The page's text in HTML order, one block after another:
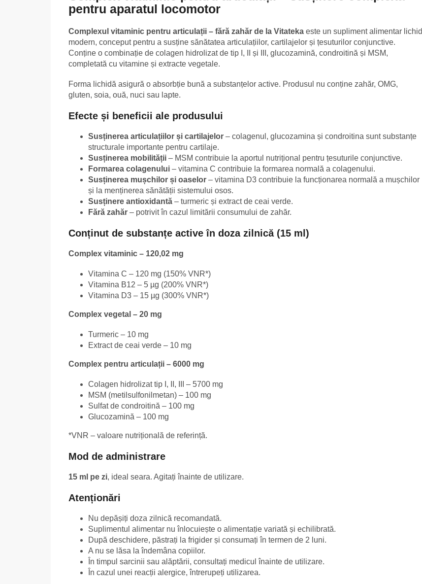
pentru aparatul locomotor
Complexul vitaminic pentru articulații – fără zahăr de la Vitateka este un supliment alimentar lichid
modern, conceput pentru a susține sănătatea articulațiilor, cartilajelor și țesuturilor conjunctive.
Conține o combinație de colagen hidrolizat de tip I, II și III, glucozamină, condroitină și MSM,
completată cu vitamine și extracte vegetale.
Forma lichidă asigură o absorbție bună a substanțelor active. Produsul nu conține zahăr, OMG,
gluten, soia, ouă, nuci sau lapte.
Efecte și beneficii ale produsului
Susținerea articulațiilor și cartilajelor – colagenul, glucozamina și condroitina sunt substanțe
structurale importante pentru cartilaje.
Susținerea mobilității – MSM contribuie la aportul nutrițional pentru țesuturile conjunctive.
Formarea colagenului – vitamina C contribuie la formarea normală a colagenului.
Susținerea mușchilor și oaselor – vitamina D3 contribuie la funcționarea normală a mușchilor
și la menținerea sănătății sistemului osos.
Susținere antioxidantă – turmeric și extract de ceai verde.
Fără zahăr – potrivit în cazul limitării consumului de zahăr.
Conținut de substanțe active în doza zilnică (15 ml)
Complex vitaminic – 120,02 mg
Vitamina C – 120 mg (150% VNR*)
Vitamina B12 – 5 µg (200% VNR*)
Vitamina D3 – 15 µg (300% VNR*)
Complex vegetal – 20 mg
Turmeric – 10 mg
Extract de ceai verde – 10 mg
Complex pentru articulații – 6000 mg
Colagen hidrolizat tip I, II, III – 5700 mg
MSM (metilsulfonilmetan) – 100 mg
Sulfat de condroitină – 100 mg
Glucozamină – 100 mg
*VNR – valoare nutrițională de referință.
Mod de administrare
15 ml pe zi, ideal seara. Agitați înainte de utilizare.
Atenționări
Nu depășiți doza zilnică recomandată.
Suplimentul alimentar nu înlocuiește o alimentație variată și echilibrată.
După deschidere, păstrați la frigider și consumați în termen de 2 luni.
A nu se lăsa la îndemâna copiilor.
În timpul sarcinii sau alăptării, consultați medicul înainte de utilizare.
În cazul unei reacții alergice, întrerupeți utilizarea.